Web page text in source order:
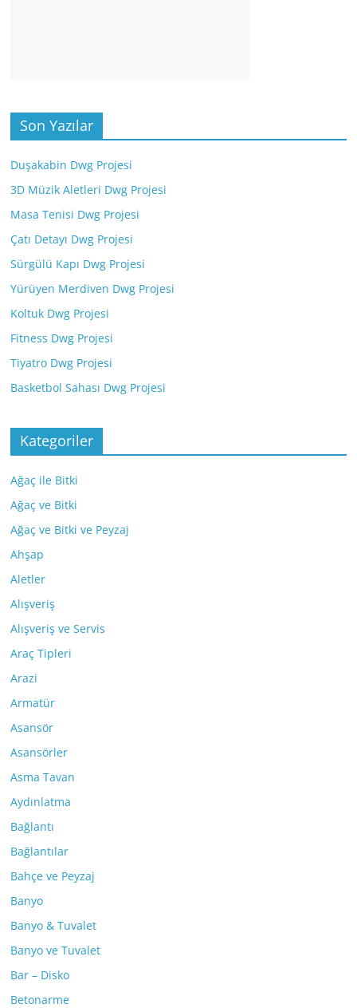
Son Yazılar
Duşakabin Dwg Projesi
3D Müzik Aletleri Dwg Projesi
Masa Tenisi Dwg Projesi
Çatı Detayı Dwg Projesi
Sürgülü Kapı Dwg Projesi
Yürüyen Merdiven Dwg Projesi
Koltuk Dwg Projesi
Fitness Dwg Projesi
Tiyatro Dwg Projesi
Basketbol Sahası Dwg Projesi
Kategoriler
Ağaç ile Bitki
Ağaç ve Bitki
Ağaç ve Bitki ve Peyzaj
Ahşap
Aletler
Alışveriş
Alışveriş ve Servis
Araç Tipleri
Arazi
Armatür
Asansör
Asansörler
Asma Tavan
Aydınlatma
Bağlantı
Bağlantılar
Bahçe ve Peyzaj
Banyo
Banyo & Tuvalet
Banyo ve Tuvalet
Bar – Disko
Betonarme